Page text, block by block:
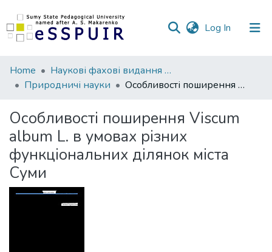
Log In (current)
Communities
&
All of DSpace
Statistics
Home
Наукові фахові видання СумДПУ
Природничі науки
Особливості поширення Viscum album L. в умовах різних функціональних ділянок міста Суми
Особливості поширення Viscum
album L. в умовах різних
функціональних ділянок міста
Суми